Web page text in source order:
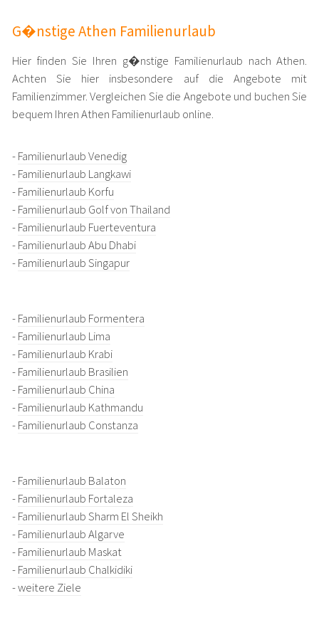
G�nstige Athen Familienurlaub
Hier finden Sie Ihren g�nstige Familienurlaub nach Athen.
Achten Sie hier insbesondere auf die Angebote mit
Familienzimmer. Vergleichen Sie die Angebote und buchen Sie
bequem Ihren Athen Familienurlaub online.
-Familienurlaub Venedig
-Familienurlaub Langkawi
-Familienurlaub Korfu
-Familienurlaub Golf von Thailand
-Familienurlaub Fuerteventura
-Familienurlaub Abu Dhabi
-Familienurlaub Singapur
-Familienurlaub Formentera
-Familienurlaub Lima
-Familienurlaub Krabi
-Familienurlaub Brasilien
-Familienurlaub China
-Familienurlaub Kathmandu
-Familienurlaub Constanza
-Familienurlaub Balaton
-Familienurlaub Fortaleza
-Familienurlaub Sharm El Sheikh
-Familienurlaub Algarve
-Familienurlaub Maskat
-Familienurlaub Chalkidiki
-weitere Ziele